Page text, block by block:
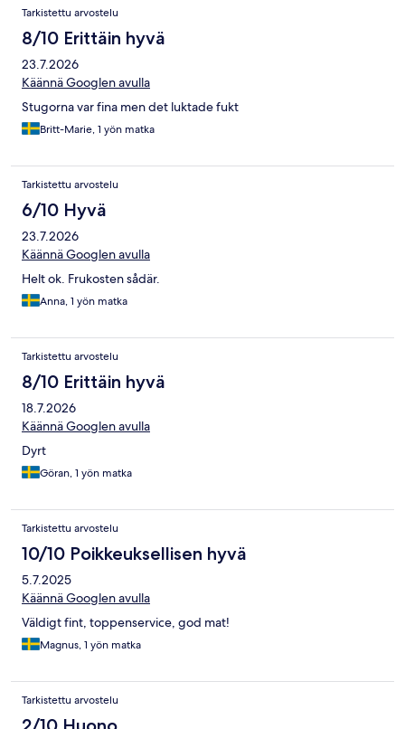
Tarkistettu arvostelu
8/10 Erittäin hyvä
23.7.2026
Käännä Googlen avulla
Stugorna var fina men det luktade fukt
Britt-Marie, 1 yön matka
Tarkistettu arvostelu
6/10 Hyvä
23.7.2026
Käännä Googlen avulla
Helt ok. Frukosten sådär.
Anna, 1 yön matka
Tarkistettu arvostelu
8/10 Erittäin hyvä
18.7.2026
Käännä Googlen avulla
Dyrt
Göran, 1 yön matka
Tarkistettu arvostelu
10/10 Poikkeuksellisen hyvä
5.7.2025
Käännä Googlen avulla
Väldigt fint, toppenservice, god mat!
Magnus, 1 yön matka
Tarkistettu arvostelu